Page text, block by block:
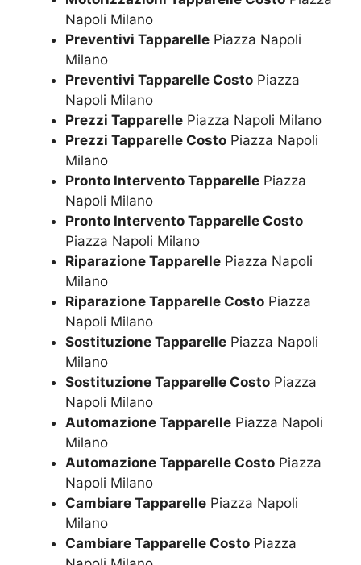
Napoli Milano
Preventivi Tapparelle Piazza Napoli
Milano
Preventivi Tapparelle Costo Piazza
Napoli Milano
Prezzi Tapparelle Piazza Napoli Milano
Prezzi Tapparelle Costo Piazza Napoli
Milano
Pronto Intervento Tapparelle Piazza
Napoli Milano
Pronto Intervento Tapparelle Costo
Piazza Napoli Milano
Riparazione Tapparelle Piazza Napoli
Milano
Riparazione Tapparelle Costo Piazza
Napoli Milano
Sostituzione Tapparelle Piazza Napoli
Milano
Sostituzione Tapparelle Costo Piazza
Napoli Milano
Automazione Tapparelle Piazza Napoli
Milano
Automazione Tapparelle Costo Piazza
Napoli Milano
Cambiare Tapparelle Piazza Napoli
Milano
Cambiare Tapparelle Costo Piazza